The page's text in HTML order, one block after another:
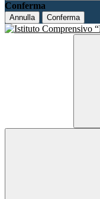
Conferma
Annulla Conferma